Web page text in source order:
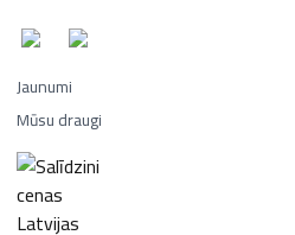
Jaunumi
Mūsu draugi